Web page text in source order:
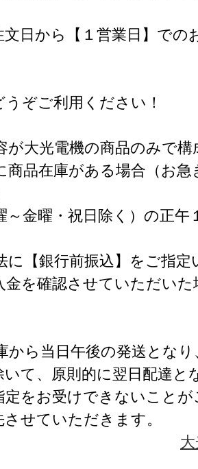
文日から【１営業日】での
ぞご利用ください！
大光電機の商品のみで構
品在庫がある場合（お急
金曜・祝日除く）の正午
【銀行前振込】をご指定
金を確認させていただいた
から当日午後の発送となり
いて、原則的に翌日配達と
定をお受けできないこと
せていただきます。